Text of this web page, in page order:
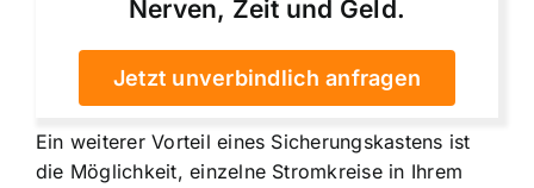
Nerven, Zeit und Geld.
Jetzt unverbindlich anfragen
Ein weiterer Vorteil eines Sicherungskastens ist
die Möglichkeit, einzelne Stromkreise in Ihrem